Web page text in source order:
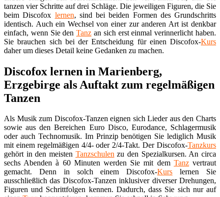
tanzen vier Schritte auf drei Schläge. Die jeweiligen Figuren, die Sie
beim Discofox lernen, sind bei beiden Formen des Grundschritts
identisch. Auch ein Wechsel von einer zur anderen Art ist denkbar
einfach, wenn Sie denTanz an sich erst einmal verinnerlicht haben.
Sie brauchen sich bei der Entscheidung für einen Discofox-Kurs
daher um dieses Detail keine Gedanken zu machen.
Discofox lernen in Marienberg,
Erzgebirge als Auftakt zum regelmäßigen
Tanzen
Als Musik zum Discofox-Tanzen eignen sich Lieder aus den Charts
sowie aus den Bereichen Euro Disco, Eurodance, Schlagermusik
oder auch Technomusik. Im Prinzip benötigen Sie lediglich Musik
mit einem regelmäßigen 4/4- oder 2/4-Takt. Der Discofox-Tanzkurs
gehört in den meisten Tanzschulenzu den Spezialkursen. An circa
sechs Abenden à 60 Minuten werden Sie mit dem Tanzvertraut
gemacht. Denn in solch einem Discofox-Kurs lernen Sie
ausschließlich das Discofox-Tanzen inklusiver diverser Drehungen,
Figuren und Schrittfolgen kennen. Dadurch, dass Sie sich nur auf